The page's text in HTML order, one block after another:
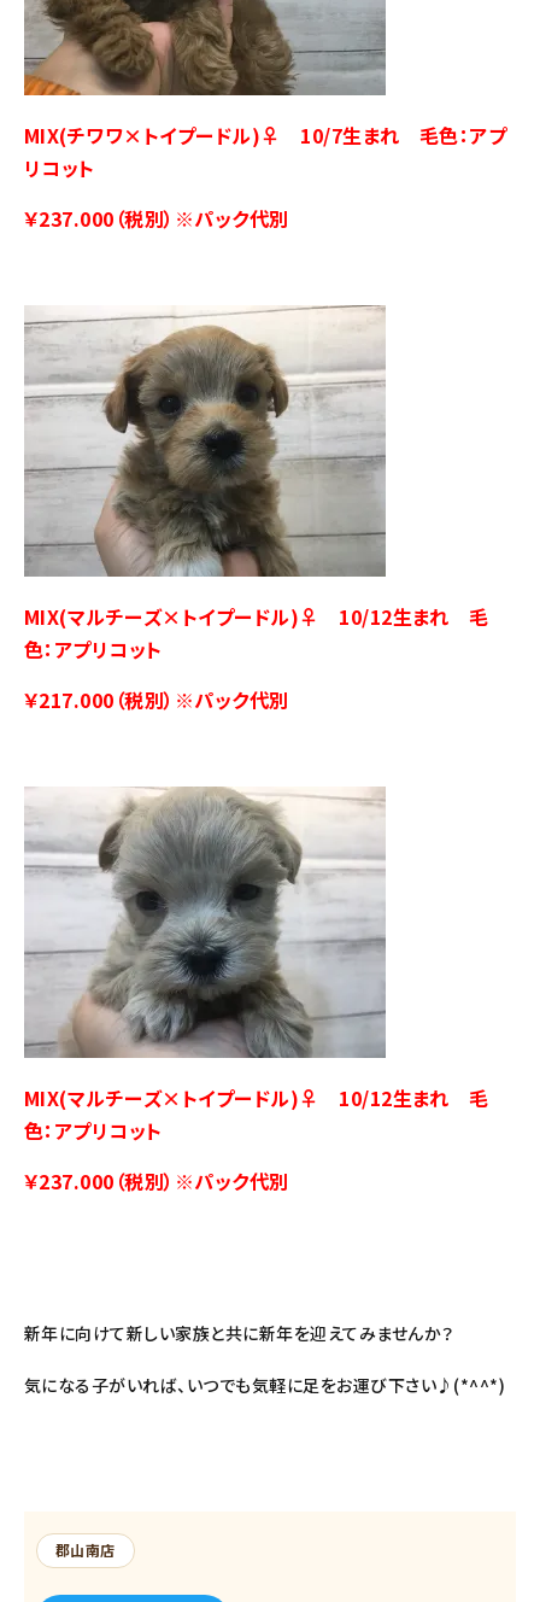
MIX(チワワ×トイプードル)♀ 10/7生まれ 毛色：アプ
リコット
￥237.000（税別）※パック代別
MIX(マルチーズ×トイプードル)♀ 10/12生まれ 毛
色：アプリコット
￥217.000（税別）※パック代別
MIX(マルチーズ×トイプードル)♀ 10/12生まれ 毛
色：アプリコット
￥237.000（税別）※パック代別
新年に向けて新しい家族と共に新年を迎えてみませんか？
気になる子がいれば、いつでも気軽に足をお運び下さい♪(*^^*)
郡山南店